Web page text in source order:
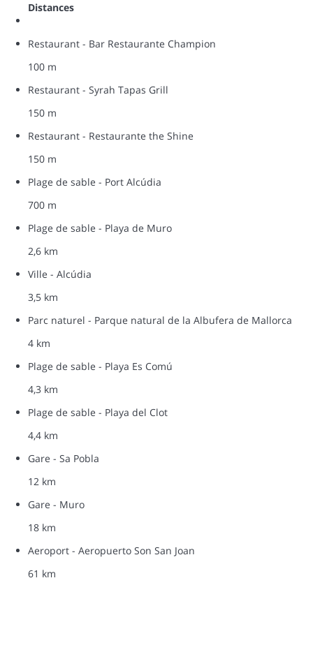
Distances
Restaurant - Bar Restaurante Champion
100 m
Restaurant - Syrah Tapas Grill
150 m
Restaurant - Restaurante the Shine
150 m
Plage de sable - Port Alcúdia
700 m
Plage de sable - Playa de Muro
2,6 km
Ville - Alcúdia
3,5 km
Parc naturel - Parque natural de la Albufera de Mallorca
4 km
Plage de sable - Playa Es Comú
4,3 km
Plage de sable - Playa del Clot
4,4 km
Gare - Sa Pobla
12 km
Gare - Muro
18 km
Aeroport - Aeropuerto Son San Joan
61 km